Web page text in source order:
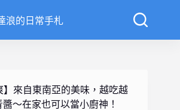
浪的日常手札
】來自東南亞的美味，越吃越
～在家也可以當小廚神！